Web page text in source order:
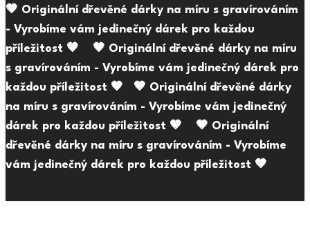
🤎 Originální dřevěné dárky na míru s gravírováním
- Vyrobíme vám jedinečný dárek pro každou
příležitost 🤎 🤎 Originální dřevěné dárky na míru
s gravírováním - Vyrobíme vám jedinečný dárek pro
každou příležitost 🤎 🤎 Originální dřevěné dárky
na míru s gravírováním - Vyrobíme vám jedinečný
dárek pro každou příležitost 🤎 🤎 Originální
dřevěné dárky na míru s gravírováním - Vyrobíme
vám jedinečný dárek pro každou příležitost 🤎